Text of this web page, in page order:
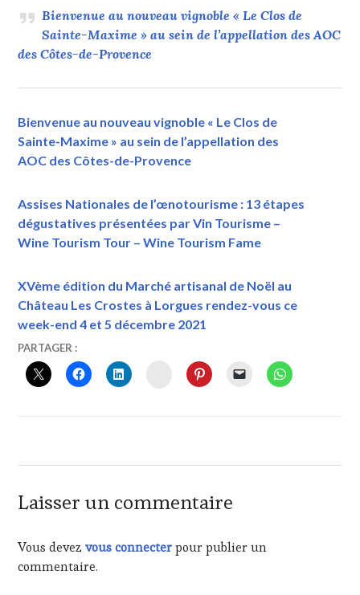
Bienvenue au nouveau vignoble « Le Clos de
Sainte-Maxime » au sein de l’appellation des AOC
des Côtes-de-Provence
Bienvenue au nouveau vignoble « Le Clos de
Sainte-Maxime » au sein de l’appellation des
AOC des Côtes-de-Provence
Assises Nationales de l’œnotourisme : 13 étapes
dégustatives présentées par Vin Tourisme –
Wine Tourism Tour – Wine Tourism Fame
XVème édition du Marché artisanal de Noël au
Château Les Crostes à Lorgues rendez-vous ce
week-end 4 et 5 décembre 2021
31
AOÛT
2021
VINTOURISME
AOC
CÔTES
DE
JEAN
ROCHÉ
ROLLE,
SYRAH,
PARTAGER :
INSTAGRAM
Laisser un commentaire
Vous devezvous connecterpour publier un
commentaire.